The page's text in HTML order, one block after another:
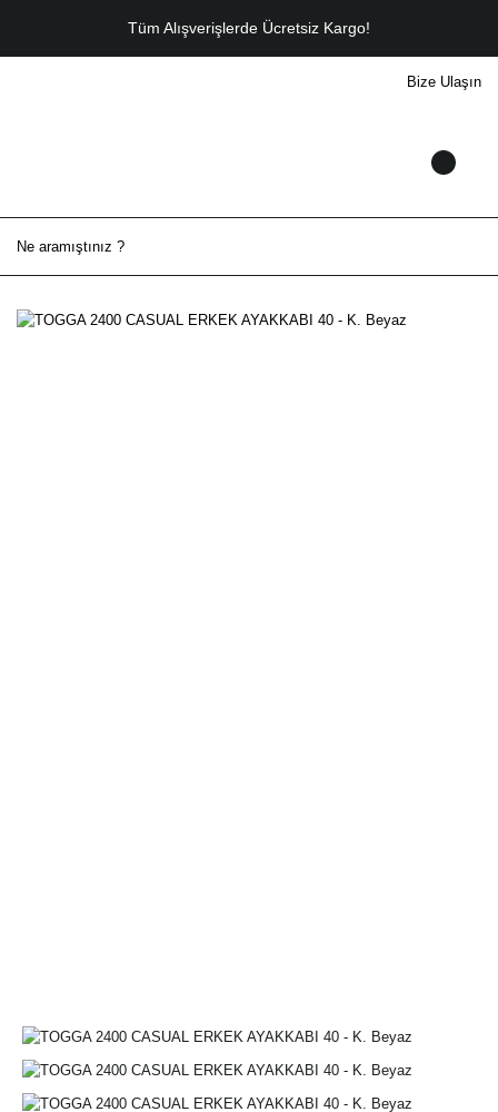
Tüm Alışverişlerde Ücretsiz Kargo!
Bize Ulaşın